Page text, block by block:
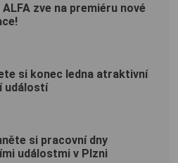
ALFA zve na premiéru nové
si konec ledna atraktivní
událostí
si pracovní dny
událostmi v Plzni